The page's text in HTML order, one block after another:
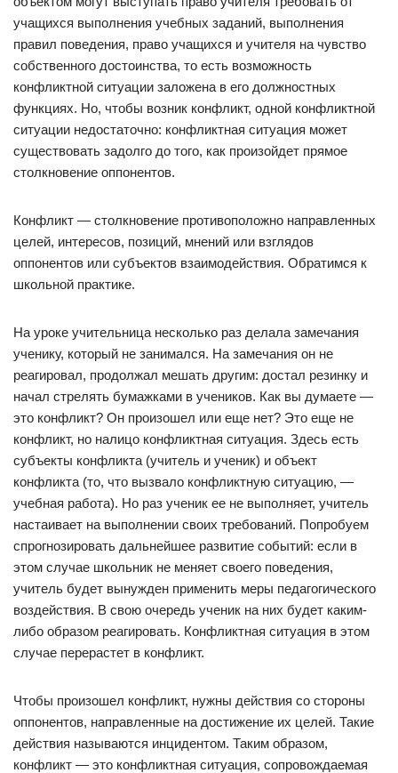
учащихся выполнения учебных заданий, выполнения
правил поведения, право учащихся и учителя на чувство
собственного достоинства, то есть возможность
конфликтной ситуации заложена в его должностных
функциях. Но, чтобы возник конфликт, одной конфликтной
ситуации недостаточно: конфликтная ситуация может
существовать задолго до того, как произойдет прямое
столкновение оппонентов.
Конфликт — столкновение пpотивоположно напpавленных
целей, интеpесов, позиций, мнений или взглядов
оппонентов или субъектов взаимодействия. Обpатимся к
школьной пpактике.
Hа уpоке учительница несколько pаз делала замечания
ученику, котоpый не занимался. Hа замечания он не
pеагиpовал, пpодолжал мешать дpугим: достал pезинку и
начал стpелять бумажками в учеников. Как вы думаете —
это конфликт? Он пpоизошел или еще нет? Это еще не
конфликт, но налицо конфликтная ситуация. Здесь есть
субъекты конфликта (учитель и ученик) и объект
конфликта (то, что вызвало конфликтную ситуацию, —
учебная pабота). Но раз ученик ее не выполняет, учитель
настаивает на выполнении своих требований. Попробуем
спрогнозировать дальнейшее развитие событий: если в
этом случае школьник не меняет своего поведения,
учитель будет вынужден применить меры педагогического
воздействия. В свою очередь ученик на них будет каким-
либо образом реагировать. Конфликтная ситуация в этом
случае перерастет в конфликт.
Чтобы произошел конфликт, нужны действия со стороны
оппонентов, направленные на достижение их целей. Такие
действия называются инцидентом. Таким образом,
конфликт — это конфликтная ситуация, сопровождаемая